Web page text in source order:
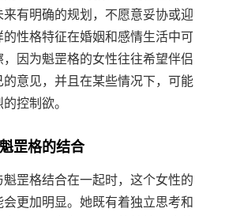
来有明确的规划，不愿意妥协或迎
的性格特征在婚姻和感情生活中可
，因为魁罡格的女性往往希望伴侣
的意见，并且在某些情况下，可能
控制欲。
罡格的结合
魁罡格结合在一起时，这个女性的
更加明显。她既有着独立思考和